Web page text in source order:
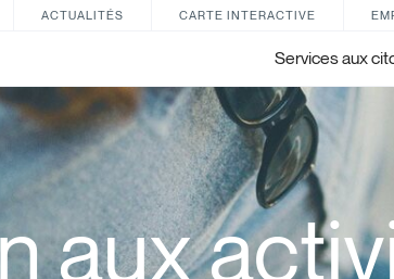
ACTUALITÉS CARTE INTERACTIVE
Services aux
aux